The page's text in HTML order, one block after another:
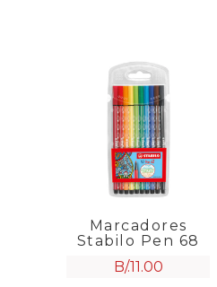
Marcadores
Stabilo Pen 68
B/.11.00